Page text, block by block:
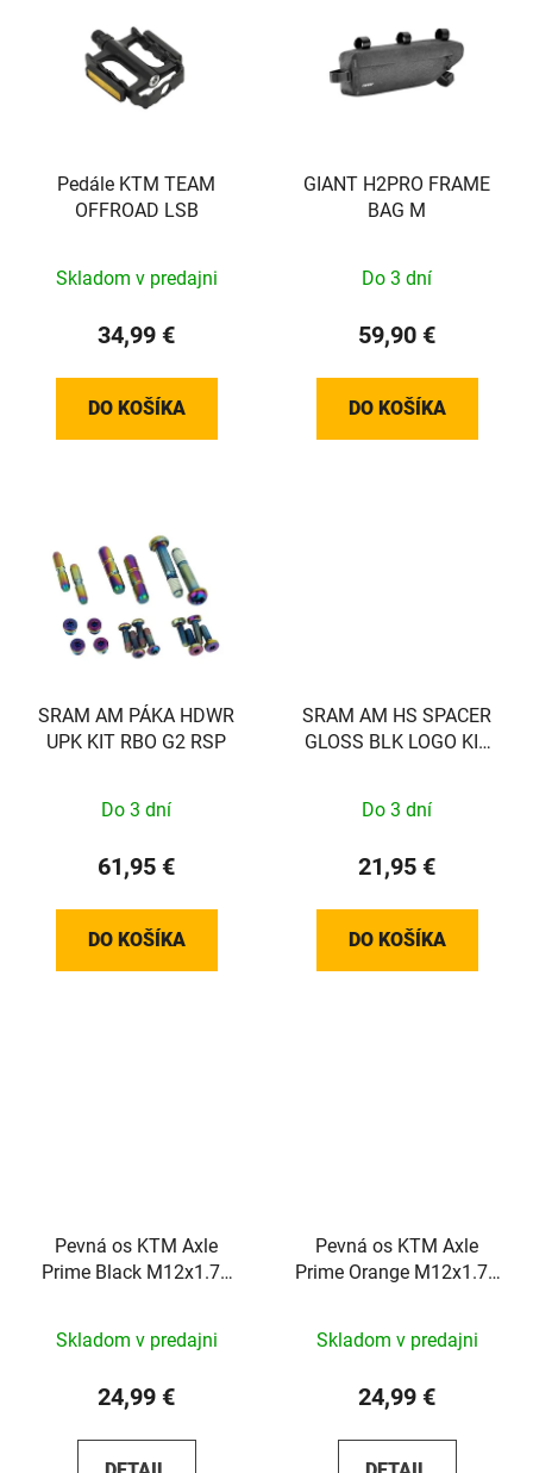
Pedále KTM TEAM
OFFROAD LSB
Skladom v predajni
34,99 €
DO KOŠÍKA
GIANT H2PRO FRAME
BAG M
Do 3 dní
59,90 €
DO KOŠÍKA
SRAM AM PÁKA HDWR
UPK KIT RBO G2 RSP
Do 3 dní
61,95 €
DO KOŠÍKA
SRAM AM HS SPACER
GLOSS BLK LOGO KIT
Do 3 dní
21,95 €
DO KOŠÍKA
Pevná os KTM Axle
Prime Black M12x1.75
Skladom v predajni
24,99 €
Pevná os KTM Axle
Prime Orange M12x1.75
Skladom v predajni
24,99 €